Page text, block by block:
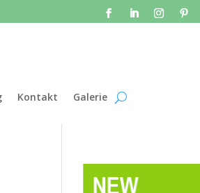
Kontakt Galerie